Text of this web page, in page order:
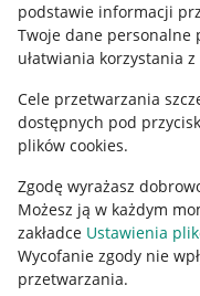
podstawie informacji
Twoje dane personalne
ułatwiania korzystania
Cele przetwarzania
dostępnych pod
plików cookies.
Zgodę wyrażasz
Możesz ją w każdym
zakładce Ustawienia
Wycofanie zgody nie
przetwarzania.
Polityka plików
Ustawienia plików
Udostępnianie
Informacje dla Aktu o
Pobierz aplikację